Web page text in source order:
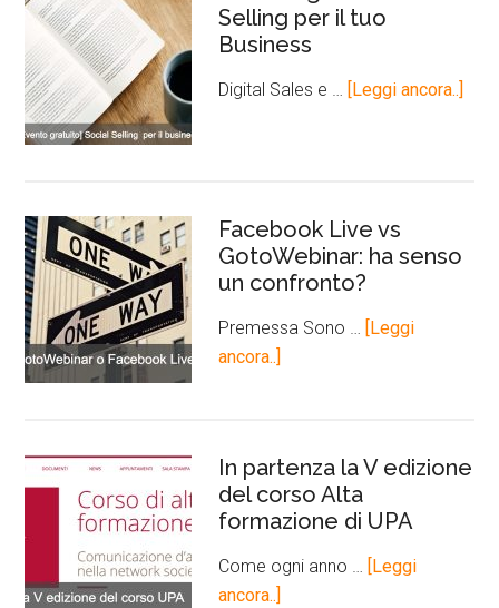
Selling per il tuo
Business
Digital Sales e … [Leggi ancora..]
Facebook Live vs
GotoWebinar: ha senso
un confronto?
Premessa Sono …
[Leggi
ancora..]
In partenza la V edizione
del corso Alta
formazione di UPA
Come ogni anno …
[Leggi
ancora..]